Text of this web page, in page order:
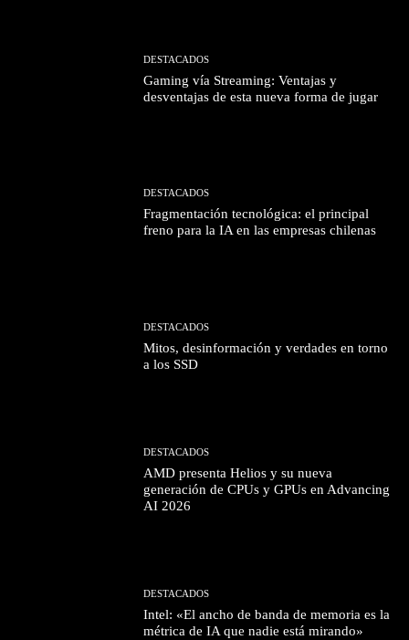
DESTACADOS
Gaming vía Streaming: Ventajas y
desventajas de esta nueva forma de jugar
DESTACADOS
Fragmentación tecnológica: el principal
freno para la IA en las empresas chilenas
DESTACADOS
Mitos, desinformación y verdades en torno
a los SSD
DESTACADOS
AMD presenta Helios y su nueva
generación de CPUs y GPUs en Advancing
AI 2026
DESTACADOS
Intel: «El ancho de banda de memoria es la
métrica de IA que nadie está mirando»